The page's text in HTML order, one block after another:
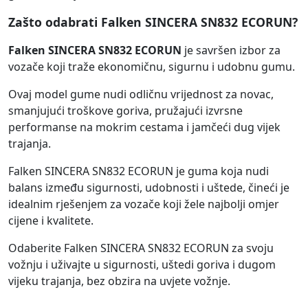
Zašto odabrati Falken SINCERA SN832 ECORUN?
Falken SINCERA SN832 ECORUN je savršen izbor za
vozače koji traže ekonomičnu, sigurnu i udobnu gumu.
Ovaj model gume nudi odličnu vrijednost za novac,
smanjujući troškove goriva, pružajući izvrsne
performanse na mokrim cestama i jamčeći dug vijek
trajanja.
Falken SINCERA SN832 ECORUN je guma koja nudi
balans između sigurnosti, udobnosti i uštede, čineći je
idealnim rješenjem za vozače koji žele najbolji omjer
cijene i kvalitete.
Odaberite Falken SINCERA SN832 ECORUN za svoju
vožnju i uživajte u sigurnosti, uštedi goriva i dugom
vijeku trajanja, bez obzira na uvjete vožnje.